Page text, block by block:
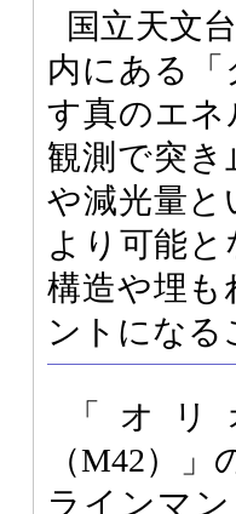
国立天文
内にある
す真のエネ
観測で突
や減光量と
より可能
構造や埋も
ントになる
「オ
（M42）
ラインマ